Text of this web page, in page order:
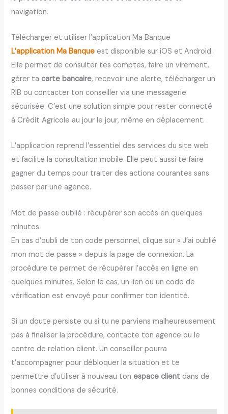
navigation.
Télécharger et utiliser l’application Ma Banque
L’application Ma Banque est disponible sur iOS et Android.
Elle permet de consulter tes comptes, faire un virement,
gérer tacarte bancaire, recevoir une alerte, télécharger un
RIB ou contacter ton conseiller via une messagerie
sécurisée. C’est une solution simple pour rester connecté
à Crédit Agricole au jour le jour, même en déplacement.
L’application reprend l’essentiel des services du site web
et facilite la consultation mobile. Elle peut aussi te faire
gagner du temps pour traiter des actions courantes sans
passer par une agence.
Mot de passe oublié : récupérer son accès en quelques
minutes
En cas d’oubli de ton code personnel, clique sur « J’ai oublié
mon mot de passe » depuis la page de connexion. La
procédure te permet de récupérer l’accès en ligne en
quelques minutes. Selon le cas, un lien ou un code de
vérification est envoyé pour confirmer ton identité.
Si un doute persiste ou si tu ne parviens malheureusement
pas à finaliser la procédure, contacte ton agence ou le
centre de relation client. Un conseiller pourra
t’accompagner pour débloquer la situation et te
permettre d’utiliser à nouveau tonespace client dans de
bonnes conditions de sécurité.